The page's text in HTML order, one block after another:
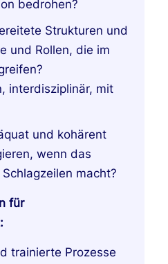
bedrohen?
Strukturen und
und Rollen, die im
interdisziplinär, mit
und kohärent
wenn das
macht?
für
trainierte Prozesse